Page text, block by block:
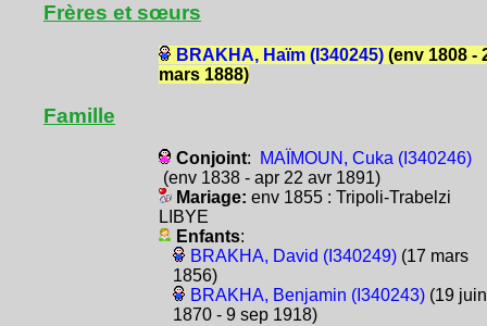
Frères et sœurs
BRAKHA, Haïm (I340245)(env 1808 -
mars 1888)
Famille
Conjoint:
MAÏMOUN, Cuka (I340246)
(env 1838 - apr 22 avr 1891)
Mariage: env 1855 : Tripoli-Trabelzi
LIBYE
Enfants:
BRAKHA, David (I340249)(17 mars
1856)
BRAKHA, Benjamin (I340243)(19 juin
1870 - 9 sep 1918)